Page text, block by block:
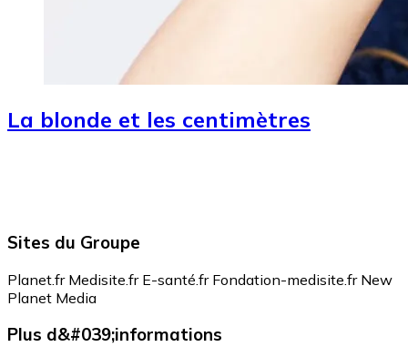
La blonde et les centimètres
Sites du Groupe
Planet.fr Medisite.fr E-santé.fr Fondation-medisite.fr New
Planet Media
Plus d&#039;informations